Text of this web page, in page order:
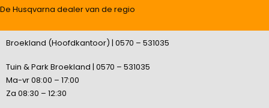
De Husqvarna dealer van de regio
Broekland (Hoofdkantoor) | 0570 – 531035
Tuin & Park Broekland | 0570 – 531035
Ma-vr 08:00 – 17:00
Za 08:30 – 12:30